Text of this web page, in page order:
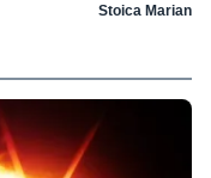
Stoica Marian